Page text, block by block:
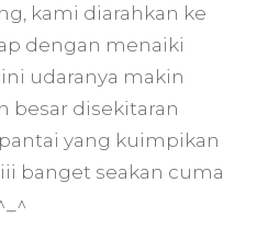
kami diarahkan ke
dengan menaiki
udaranya makin
besar disekitaran
yang kuimpikan
banget seakan cuma